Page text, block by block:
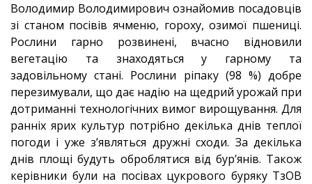
Володимир Володимирович ознайомив посадовців
зі станом посівів ячменю, гороху, озимої пшениці.
Рослини гарно розвинені, вчасно відновили
вегетацію та знаходяться у гарному та
задовільному стані. Рослини ріпаку (98 %) добре
перезимували, що дає надію на щедрий урожай при
дотриманні технологічних вимог вирощування. Для
ранніх ярих культур потрібно декілька днів теплої
погоди і уже з’являться дружні сходи. За декілька
днів площі будуть оброблятися від бур’янів. Також
керівники були на посівах цукрового буряку ТзОВ